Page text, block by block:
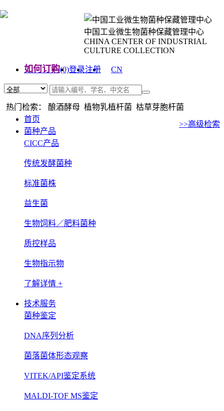
中国工业微生物菌种保藏管理中心
CHINA CENTER OF INDUSTRIAL
CULTURE COLLECTION
如何订购(0)登录注册
CN
热门检索： 酿酒酵母 植物乳植杆菌 枯草芽胞杆菌
>>高级检索
首页
菌种产品
CICC产品
传统发酵菌种
标准菌株
益生菌
生物饲料／肥料菌种
质控样品
生物指示物
了解详情 +
技术服务
菌种鉴定
DNA序列分析
菌落菌体形态观察
VITEK/API鉴定系统
MALDI-TOF MS鉴定